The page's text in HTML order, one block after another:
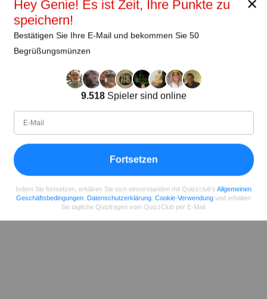
Lena Strauss
Autor
Seit
11.2018 99 2485658
✕
Hey Genie! Es ist Zeit, Ihre Punkte zu
speichern!
Bestätigen Sie Ihre E-Mail und bekommen Sie 50
Begrüßungsmünzen
9.518Spieler sind online
Fortsetzen
Indem Sie fortsetzen, erklären Sie sich einverstanden mit Quizzclub's Allgemeinen
Geschäftsbedingungen Datenschutzerklärung Cookie-Verwendung und erhalten
Sie tägliche Quizfragen vom QuizzClub per E-Mail.